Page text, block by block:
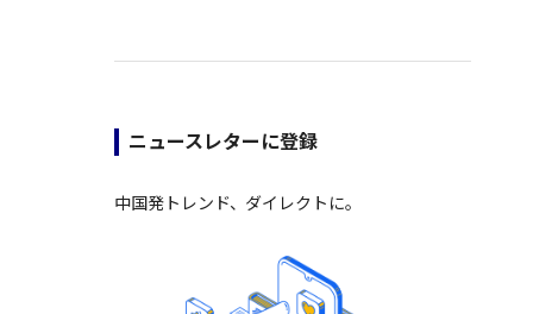
ニュースレターに登録
中国発トレンド、ダイレクトに。